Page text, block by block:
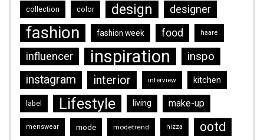
collection color design designer
fashion fashion week food haare
influencer inspiration
inspo
instagram
interior interview kitchen
label Lifestyle living make-up
menswear mode modetrend nizza ootd